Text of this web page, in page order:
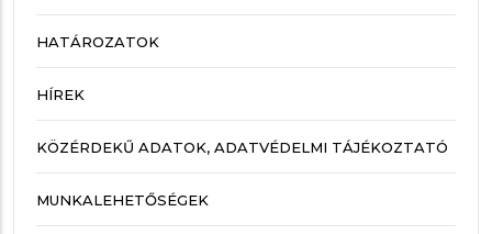
HATÁROZATOK
HÍREK
KÖZÉRDEKŰ ADATOK, ADATVÉDELMI TÁJÉKOZTATÓ
MUNKALEHETŐSÉGEK